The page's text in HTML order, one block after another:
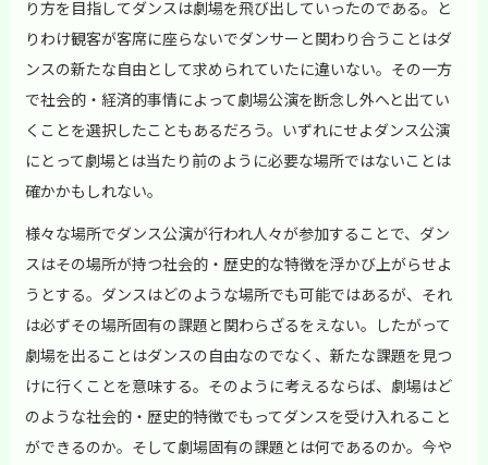
り方を目指してダンスは劇場を飛び出していったのである。と
りわけ観客が客席に座らないでダンサーと関わり合うことはダ
ンスの新たな自由として求められていたに違いない。その一方
で社会的・経済的事情によって劇場公演を断念し外へと出てい
くことを選択したこともあるだろう。いずれにせよダンス公演
にとって劇場とは当たり前のように必要な場所ではないことは
確かかもしれない。
様々な場所でダンス公演が行われ人々が参加することで、ダン
スはその場所が持つ社会的・歴史的な特徴を浮かび上がらせよ
うとする。ダンスはどのような場所でも可能ではあるが、それ
は必ずその場所固有の課題と関わらざるをえない。したがって
劇場を出ることはダンスの自由なのでなく、新たな課題を見つ
けに行くことを意味する。そのように考えるならば、劇場はど
のような社会的・歴史的特徴でもってダンスを受け入れること
ができるのか。そして劇場固有の課題とは何であるのか。今や